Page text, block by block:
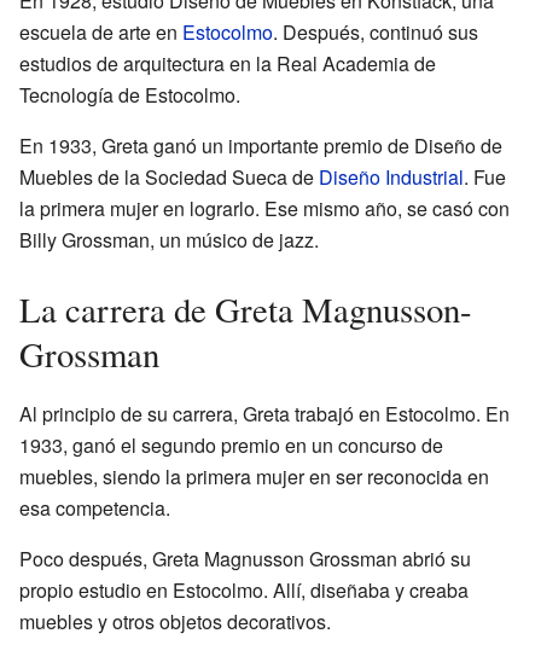
escuela de arte en Estocolmo. Después, continuó sus
estudios de arquitectura en la Real Academia de
Tecnología de Estocolmo.
En 1933, Greta ganó un importante premio de Diseño de
Muebles de la Sociedad Sueca de Diseño Industrial. Fue
la primera mujer en lograrlo. Ese mismo año, se casó con
Billy Grossman, un músico de jazz.
La carrera de Greta Magnusson-
Grossman
Al principio de su carrera, Greta trabajó en Estocolmo. En
1933, ganó el segundo premio en un concurso de
muebles, siendo la primera mujer en ser reconocida en
esa competencia.
Poco después, Greta Magnusson Grossman abrió su
propio estudio en Estocolmo. Allí, diseñaba y creaba
muebles y otros objetos decorativos.